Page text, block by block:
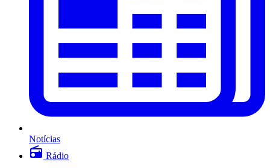
Notícias
Rádio